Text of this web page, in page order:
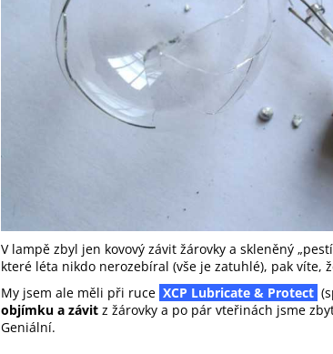
V lampě zbyl jen kovový závit žárovky a skleněný
které léta nikdo nerozebíral (vše je zatuhlé), pak víte,
My jsem ale měli při ruce XCP Lubricate & Protect
objímku a závit z žárovky a po pár vteřinách jsme
Geniální.
374